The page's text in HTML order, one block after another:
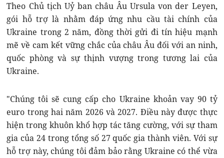
Theo Chủ tịch Uỷ ban châu Âu Ursula von der Leyen,
gói hỗ trợ là nhằm đáp ứng nhu cầu tài chính của
Ukraine trong 2 năm, đồng thời gửi đi tín hiệu mạnh
mẽ về cam kết vững chắc của châu Âu đối với an ninh,
quốc phòng và sự thịnh vượng trong tương lai của
Ukraine.
"Chúng tôi sẽ cung cấp cho Ukraine khoản vay 90 tỷ
euro trong hai năm 2026 và 2027. Điều này được thực
hiện trong khuôn khổ hợp tác tăng cường, với sự tham
gia của 24 trong tổng số 27 quốc gia thành viên. Với sự
hỗ trợ này, chúng tôi đảm bảo rằng Ukraine có thể vừa